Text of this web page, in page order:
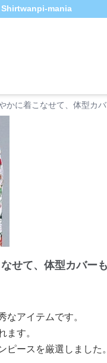
Shirtwanpi-mania
かに着こなせて、体型カ
せて、体型カバー
アイテムです。
す。
ピースを厳選しました